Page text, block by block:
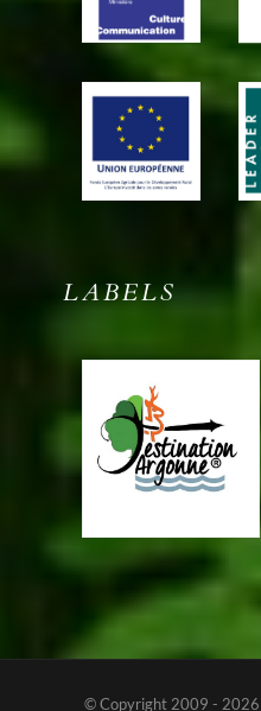
LABELS
© Copyright 2009 - 2026